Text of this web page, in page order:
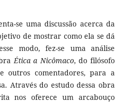
se uma discussão acerca da
de mostrar como ela se dá
modo, fez-se uma análise
Ética a Nicômaco, do filósofo
outros comentadores, para a
Através do estudo dessa obra
nos oferece um arcabouço